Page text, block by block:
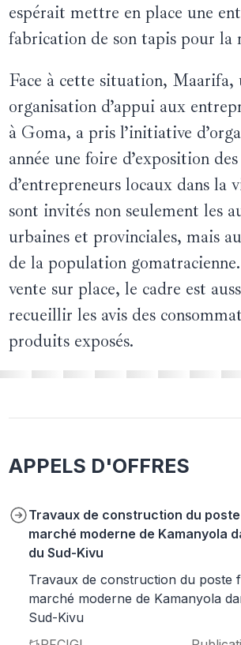
espérait mettre en place une
fabrication de son tapis pour la
Face à cette situation, Maarifa,
organisation d’appui aux
à Goma, a pris l’initiative
année une foire d’exposition
d’entrepreneurs locaux dans la
sont invités non seulement les
urbaines et provinciales, mais
de la population
vente sur place, le cadre est
recueillir les avis des
produits exposés.
APPELS D'OFFRES
Travaux de construction du
marché moderne de Kamanyola
du Sud-Kivu
Travaux de construction du poste
marché moderne de Kamanyola
Sud-Kivu